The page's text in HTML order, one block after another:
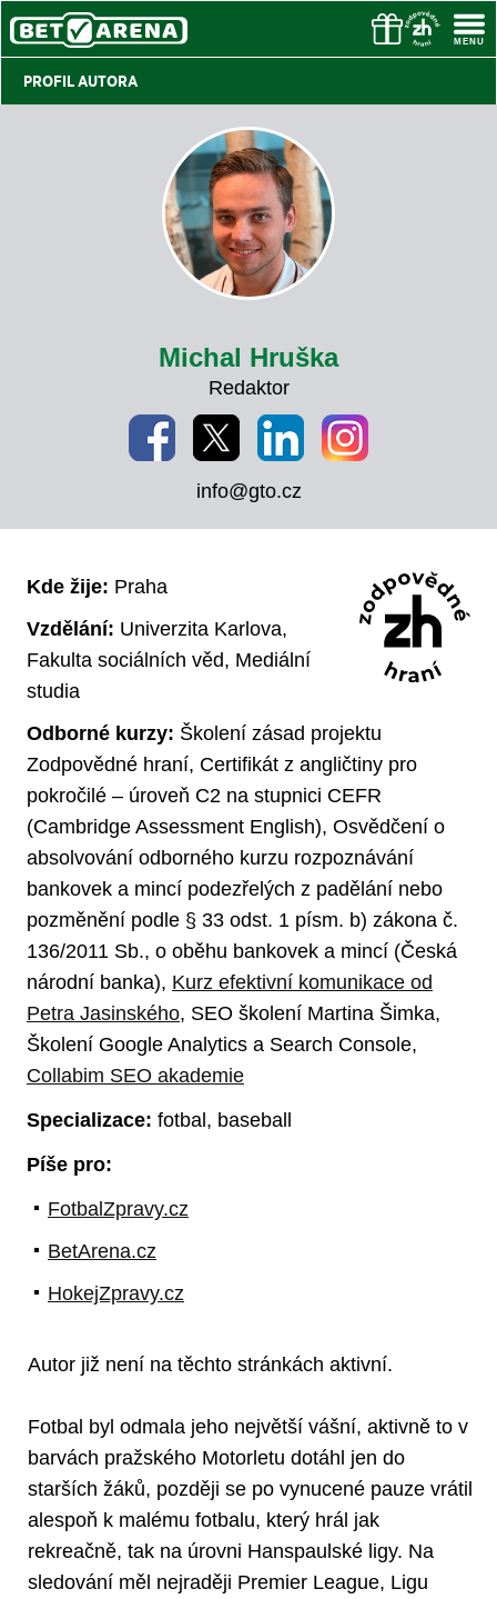
PROFIL AUTORA
Michal Hruška
Redaktor
info@gto.cz
Kde žije: Praha
Vzdělání: Univerzita Karlova,
Fakulta sociálních věd, Mediální
studia
Odborné kurzy: Školení zásad projektu
Zodpovědné hraní, Certifikát z angličtiny pro
pokročilé – úroveň C2 na stupnici CEFR
(Cambridge Assessment English), Osvědčení o
absolvování odborného kurzu rozpoznávání
bankovek a mincí podezřelých z padělání nebo
pozměnění podle § 33 odst. 1 písm. b) zákona č.
136/2011 Sb., o oběhu bankovek a mincí (Česká
národní banka), Kurz efektivní komunikace od
Petra Jasinského, SEO školení Martina Šimka,
Školení Google Analytics a Search Console,
Collabim SEO akademie
Specializace: fotbal, baseball
Píše pro:
FotbalZpravy.cz
BetArena.cz
HokejZpravy.cz
Autor již není na těchto stránkách aktivní.
Fotbal byl odmala jeho největší vášní, aktivně to v
barvách pražského Motorletu dotáhl jen do
starších žáků, později se po vynucené pauze vrátil
alespoň k malému fotbalu, který hrál jak
rekreačně, tak na úrovni Hanspaulské ligy. Na
sledování měl nejraději Premier League, Ligu